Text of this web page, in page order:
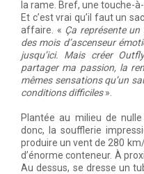
la rame. Bref, une touche-
Et c’est vrai qu’il faut un
affaire. « Ça représente
des mois d’ascenseur
jusqu’ici. Mais créer
partager ma passion, la
mêmes sensations qu’un
conditions difficiles».
Plantée au milieu de
donc, la soufflerie
produire un vent de 280
d’énorme conteneur. À
Au dessus, se dresse un